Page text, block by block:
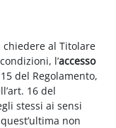
chiedere al Titolare
l’accesso
del Regolamento,
16 del
stessi ai sensi
non